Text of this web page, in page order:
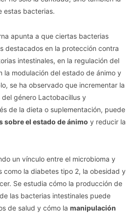
processing my
Advertising.
Collection, Use,
or Sharing of my
Is Unrelated with the
it was collected.
estas bacterias.
apunta a que ciertas bacterias
destacados en la protección contra
intestinales, en la regulación del
la modulación del estado de ánimo y
se ha observado que incrementar la
género Lactobacillus y
de la dieta o suplementación, puede
sobre el estado de ánimo y reducir la
un vínculo entre el microbioma y
como la diabetes tipo 2, la obesidad y
Se estudia cómo la producción de
las bacterias intestinales puede
de salud y cómo la manipulación